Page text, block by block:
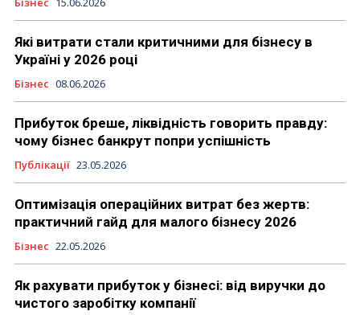
Які витрати стали критичними для бізнесу в
Україні у 2026 році
Бізнес 08.06.2026
Прибуток бреше, ліквідність говорить правду:
чому бізнес банкрут попри успішність
Публікації 23.05.2026
Оптимізація операційних витрат без жертв:
практичний гайд для малого бізнесу 2026
Бізнес 22.05.2026
Як рахувати прибуток у бізнесі: від виручки до
чистого заробітку компанії